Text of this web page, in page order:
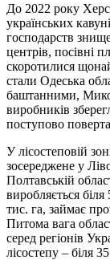
До 2022 року
українських
господарств
центрів, посівні
скоротилися
стали Одеська
баштанними,
виробників
поступово
У лісостеповій
зосереджене у
Полтавській
виробляється
тис. га, займає
Питома вага
серед регіонів
лісостепу – біля